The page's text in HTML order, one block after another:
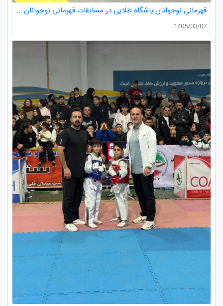
قهرمانی نوجوانان باشگاه طلایی در مسابقات قهرمانی نوجوانان تکواندو استان گیلان
1405/03/07